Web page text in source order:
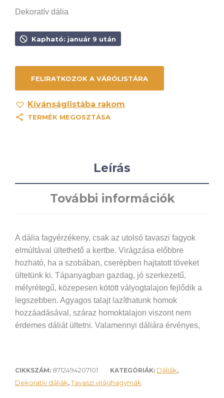
Dekoratív dália
Kapható: január 9 után
Kívánságlistába rakom
TERMÉK MEGOSZTÁSA
Leírás
További információk
A dália fagyérzékeny, csak az utolsó tavaszi fagyok
elmúltával ültethető a kertbe. Virágzása előbbre
hozható, ha a szobában, cserépben hajtatott töveket
ültetünk ki. Tápanyagban gazdag, jó szerkezetű,
mélyrétegű, közepesen kötött vályogtalajon fejlődik a
legszebben. Agyagos talajt lazíthatunk homok
hozzáadásával, száraz homoktalajon viszont nem
érdemes dáliát ültetni. Valamennyi dáliára érvényes,
kapunk, az elnyílott virágok eltávolítása pedig serkenti
a további, bőséges virágzást.
CIKKSZÁM: 8712494207101 KATEGÓRIÁK: Dáliák,
Dekoratív dáliák,Tavaszi virághagymák